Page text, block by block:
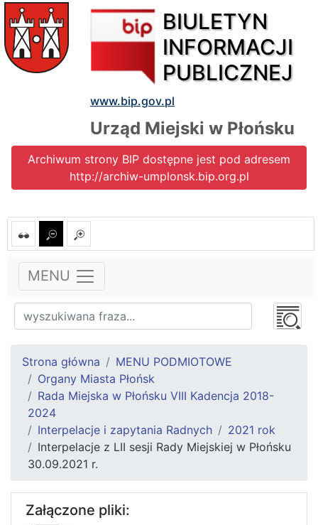
BIULETYN
INFORMACJI
PUBLICZNEJ
www.bip.gov.pl
Urząd Miejski w Płońsku
Archiwum strony BIP dostępne jest pod adresem
http://archiw-umplonsk.bip.org.pl
MENU
Strona główna
MENU PODMIOTOWE
Organy Miasta Płońsk
Rada Miejska w Płońsku VIII Kadencja 2018-
2024
Interpelacje i zapytania Radnych
2021 rok
Interpelacje z LII sesji Rady Miejskiej w Płońsku
30.09.2021 r.
Załączone pliki: